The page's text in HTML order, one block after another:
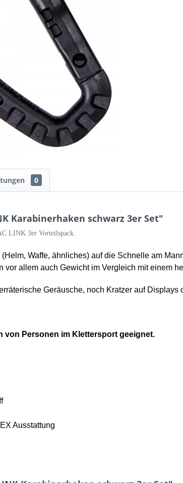
0
Karabinerhaken schwarz 3er Set"
LINK 3er Vorteilspack.
Waffe, ähnliches) auf die Schnelle am
vor allem auch Gewicht im Vergleich mit einem
Geräusche, noch Kratzer auf Displays
von Personen im Klettersport geeignet.
Ausstattung